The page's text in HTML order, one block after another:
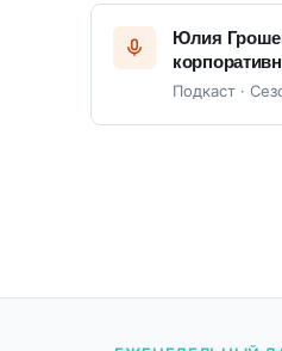
Юлия
Подкаст ·